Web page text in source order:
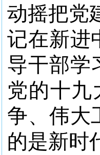
动摇把党
记在新进
导干部学
党的十
争、伟大
的是新时